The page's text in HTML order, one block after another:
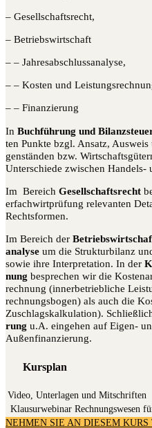
– Gesell­schafts­recht,
– Betriebs­wirt­schaft
– – Jahresabschlussanalyse,
– – Kos­ten und
– – Finanzierung
In Buch­füh­rung und
ten Punk­te bzgl. Ansatz,
gen­stän­den bzw.
Unter­schie­de zwi­schen Han­dels-
Im Bereich Gesell­schafts­recht
er­fach­wirt­prü­fung rele­van­ten
Rechtsformen.
Im Bereich der
ana­ly­se um die Struk­tur­bi­lanz
sowie ihre Inter­pre­ta­ti­on. In der
nung bespre­chen wir die
rech­nung (inner­be­trieb­li­che
rech­nungs­bo­gen) als auch die
Zuschlags­kal­ku­la­ti­on).
rung u.A. ein­ge­hen auf Eigen-
Außenfinanzierung.
Kursplan
Video, Unterlagen und Mitschriften
Klau­sur­web­i­nar Rech­nungs­we­sen
NEHMEN SIE AN DIESEM KURS